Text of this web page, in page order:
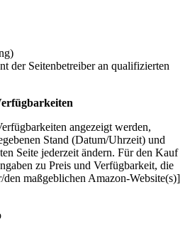
der Seitenbetreiber an qualifizierten
angezeigt werden,
Stand (Datum/Uhrzeit) und
Seite jederzeit ändern. Für den Kauf
zu Preis und Verfügbarkeit, die
maßgeblichen Amazon-Website(s)]